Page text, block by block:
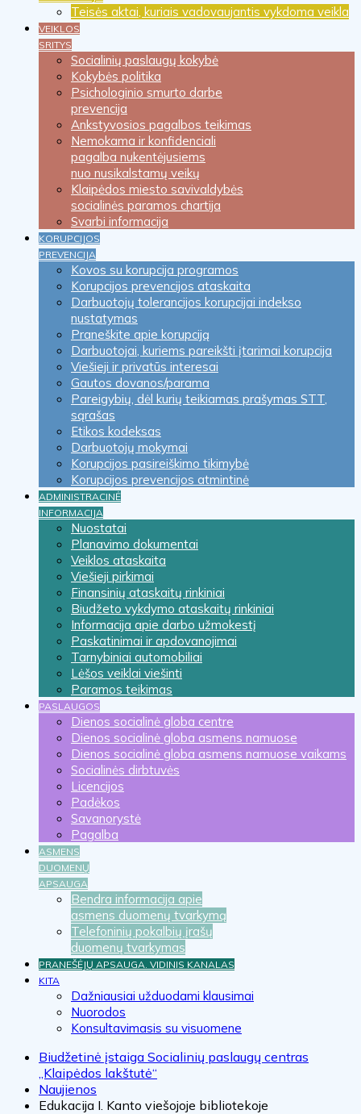
Teisės aktai, kuriais vadovaujantis vykdoma veikla
VEIKLOS
SRITYS
Socialinių paslaugų kokybė
Kokybės politika
Psichologinio smurto darbe
prevencija
Ankstyvosios pagalbos teikimas
Nemokama ir konfidenciali
pagalba nukentėjusiems
nuo nusikalstamų veikų
Klaipėdos miesto savivaldybės
socialinės paramos chartija
Svarbi informacija
KORUPCIJOS
PREVENCIJA
Kovos su korupcija programos
Korupcijos prevencijos ataskaita
Darbuotojų tolerancijos korupcijai indekso
nustatymas
Praneškite apie korupciją
Darbuotojai, kuriems pareikšti įtarimai korupcija
Viešieji ir privatūs interesai
Gautos dovanos/parama
Pareigybių, dėl kurių teikiamas prašymas STT,
sąrašas
Etikos kodeksas
Darbuotojų mokymai
Korupcijos pasireiškimo tikimybė
Korupcijos prevencijos atmintinė
ADMINISTRACINĖ
INFORMACIJA
Nuostatai
Planavimo dokumentai
Veiklos ataskaita
Viešieji pirkimai
Finansinių ataskaitų rinkiniai
Biudžeto vykdymo ataskaitų rinkiniai
Informacija apie darbo užmokestį
Paskatinimai ir apdovanojimai
Tarnybiniai automobiliai
Lėšos veiklai viešinti
Paramos teikimas
PASLAUGOS
Dienos socialinė globa centre
Dienos socialinė globa asmens namuose
Dienos socialinė globa asmens namuose vaikams
Socialinės dirbtuvės
Licencijos
Padėkos
Savanorystė
Pagalba
ASMENS
DUOMENŲ
APSAUGA
Bendra informacija apie
asmens duomenų tvarkymą
Telefoninių pokalbių įrašų
duomenų tvarkymas
PRANEŠĖJŲ APSAUGA. VIDINIS KANALAS
KITA
Dažniausiai užduodami klausimai
Nuorodos
Konsultavimasis su visuomene
Biudžetinė įstaiga Socialinių paslaugų centras
„Klaipėdos lakštutė“
Naujienos
Edukacija I. Kanto viešojoje bibliotekoje